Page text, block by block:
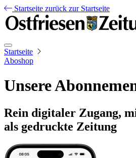
Startseite zurück zur Startseite
Startseite
Aboshop
Unsere
Rein digitaler Zugang,
als gedruckte Zeitung